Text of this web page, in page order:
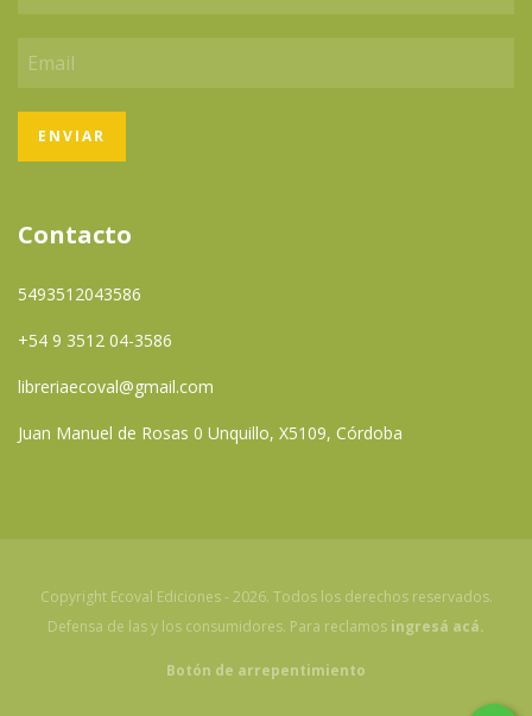
Contacto
5493512043586
+54 9 3512 04-3586
libreriaecoval@gmail.com
Juan Manuel de Rosas 0 Unquillo, X5109, Córdoba
Copyright Ecoval Ediciones - 2026. Todos los derechos reservados.
Defensa de las y los consumidores. Para reclamos ingresá acá.
Botón de arrepentimiento